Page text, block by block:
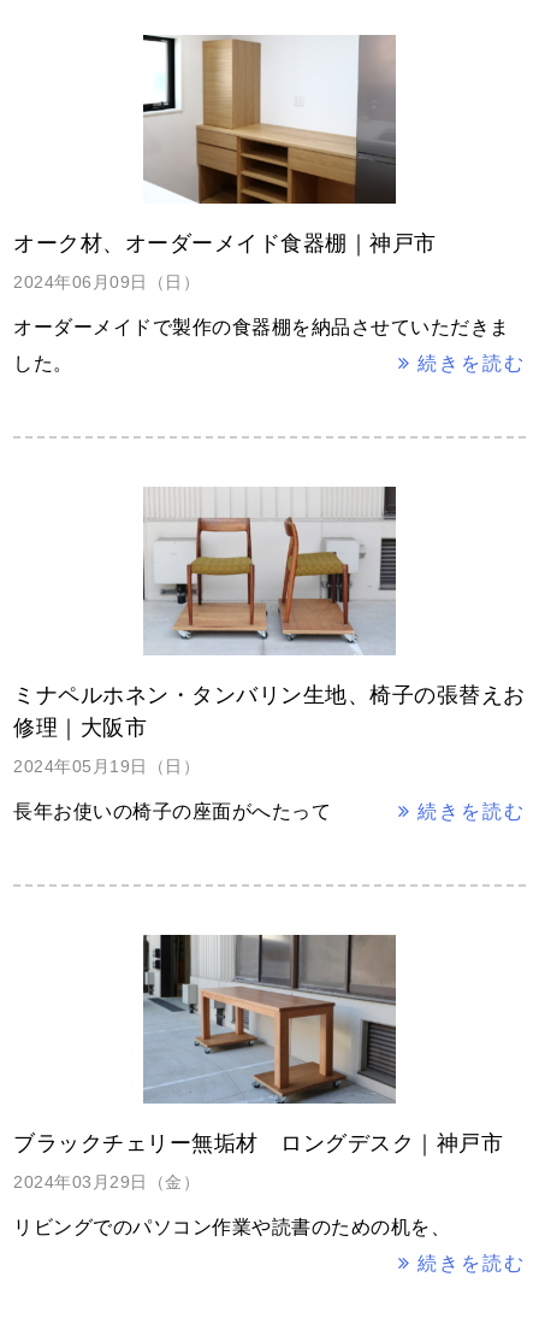
オーク材、オーダーメイド食器棚｜神戸市
2024年06月09日（日）
オーダーメイドで製作の食器棚を納品させていただきま
した。
続きを読む
ミナペルホネン・タンバリン生地、椅子の張替えお
修理｜大阪市
2024年05月19日（日）
長年お使いの椅子の座面がへたって 続きを読む
ブラックチェリー無垢材 ロングデスク｜神戸市
2024年03月29日（金）
リビングでのパソコン作業や読書のための机を、
続きを読む